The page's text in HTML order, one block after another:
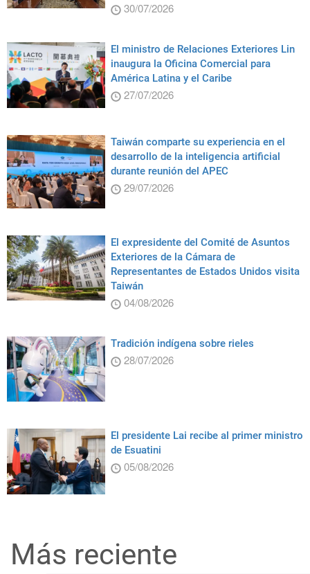
30/07/2026
El ministro de Relaciones Exteriores Lin
inaugura la Oficina Comercial para
América Latina y el Caribe
27/07/2026
Taiwán comparte su experiencia en el
desarrollo de la inteligencia artificial
durante reunión del APEC
29/07/2026
El expresidente del Comité de Asuntos
Exteriores de la Cámara de
Representantes de Estados Unidos visita
Taiwán
04/08/2026
Tradición indígena sobre rieles
28/07/2026
El presidente Lai recibe al primer ministro
de Esuatini
05/08/2026
Más reciente